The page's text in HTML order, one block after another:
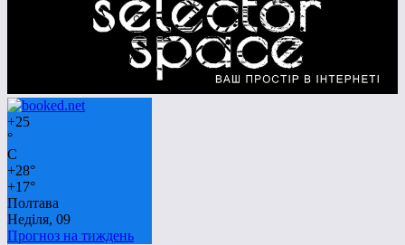
+25
°
C
+28°
+17°
Полтава
Неділя, 09
Прогноз на тиждень